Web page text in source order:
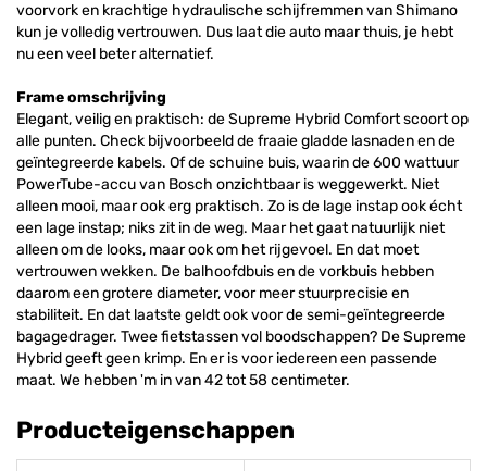
voorvork en krachtige hydraulische schijfremmen van Shimano
kun je volledig vertrouwen. Dus laat die auto maar thuis, je hebt
nu een veel beter alternatief.
Frame omschrijving
Elegant, veilig en praktisch: de Supreme Hybrid Comfort scoort op
alle punten. Check bijvoorbeeld de fraaie gladde lasnaden en de
geïntegreerde kabels. Of de schuine buis, waarin de 600 wattuur
PowerTube-accu van Bosch onzichtbaar is weggewerkt. Niet
alleen mooi, maar ook erg praktisch. Zo is de lage instap ook écht
een lage instap; niks zit in de weg. Maar het gaat natuurlijk niet
alleen om de looks, maar ook om het rijgevoel. En dat moet
vertrouwen wekken. De balhoofdbuis en de vorkbuis hebben
daarom een grotere diameter, voor meer stuurprecisie en
stabiliteit. En dat laatste geldt ook voor de semi-geïntegreerde
bagagedrager. Twee fietstassen vol boodschappen? De Supreme
Hybrid geeft geen krimp. En er is voor iedereen een passende
maat. We hebben 'm in van 42 tot 58 centimeter.
Producteigenschappen